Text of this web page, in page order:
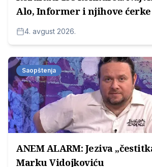
Alo, Informer i njihove
potom za medijske kuće
Milosavljevića
4. avgust 2026.
Saopštenja
ANEM ALARM: Jeziva
Marku Vidojkoviću